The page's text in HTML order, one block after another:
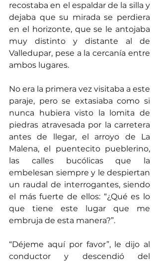
recostaba en el espaldar de la silla y
dejaba que su mirada se perdiera
en el horizonte, que se le antojaba
muy distinto y distante al de
Valledupar, pese a la cercanía entre
ambos lugares.
No era la primera vez visitaba a este
paraje, pero se extasiaba como si
nunca hubiera visto la lomita de
piedras atravesada por la carretera
antes de llegar, el arroyo de La
Malena, el puentecito pueblerino,
las calles bucólicas que la
embelesan siempre y le despiertan
un raudal de interrogantes, siendo
el más fuerte de ellos: “¿Qué es lo
que tiene este lugar que me
embruja de esta manera?”.
“Déjeme aquí por favor”, le dijo al
conductor y descendió del